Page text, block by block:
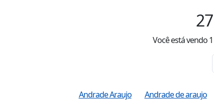
27
Você está vendo1
Andrade Araujo Andrade de araujo